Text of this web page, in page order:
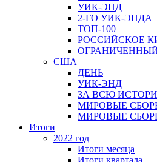
УИК-ЭНД
2-ГО УИК-ЭНДА
ТОП-100
РОССИЙСКОЕ
США
ДЕНЬ
УИК-ЭНД
ЗА ВСЮ
МИРОВЫЕ
МИРОВЫЕ
Итоги
2022 год
Итоги месяца